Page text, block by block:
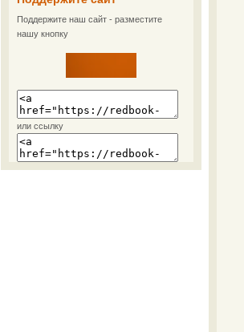
Поддержите наш сайт - разместите
нашу кнопку
или ссылку